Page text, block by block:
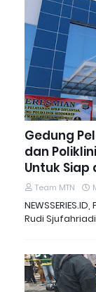
Gedung
dan
Untuk Siap
Team MTN
Rudi